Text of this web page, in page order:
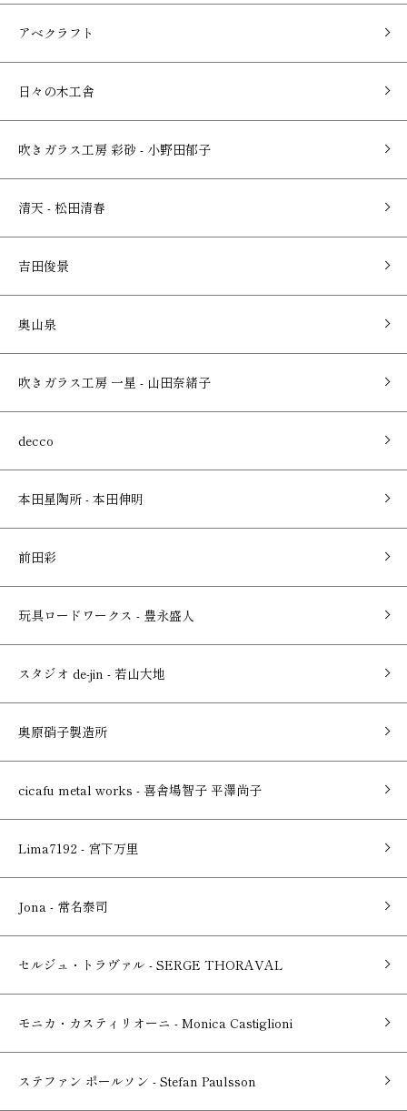
アベクラフト
日々の木工舎
吹きガラス工房 彩砂 - 小野田郁子
清天 - 松田清春
吉田俊景
奥山泉
吹きガラス工房 一星 - 山田奈緒子
decco
本田星陶所 - 本田伸明
前田彩
玩具ロードワークス - 豊永盛人
スタジオ de-jin - 若山大地
奥原硝子製造所
cicafu metal works - 喜舎場智子 平澤尚子
Lima7192 - 宮下万里
Jona - 常名泰司
セルジュ・トラヴァル - SERGE THORAVAL
モニカ・カスティリオーニ - Monica Castiglioni
ステファン ポールソン - Stefan Paulsson